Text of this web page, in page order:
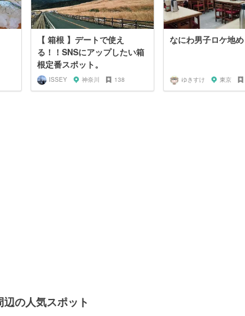
【 箱根 】デートで使え
る！！SNSにアップしたい箱
根定番スポット。
ISSEY 神奈川 138
なにわ男子ロケ地め
ゆきすけ 東京
の人気スポット